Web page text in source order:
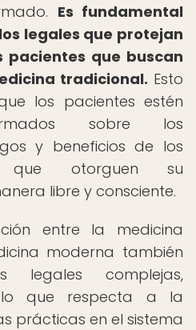
Es fundamental
legales que protejan
pacientes que buscan
tradicional. Esto
los pacientes estén
sobre los
y beneficios de los
que otorguen su
libre y consciente.
entre la medicina
moderna también
legales complejas,
lo que respecta a la
prácticas en el sistema